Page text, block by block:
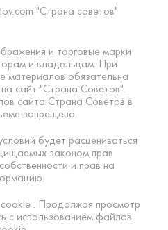
"Страна советов"
и торговые марки
и владельцам. При
материалов обязательна
сайт "Страна Советов".
сайта Страна Советов в
запрещено.
будет расцениваться
законом прав
и прав на
. Продолжая просмотр
с использованием файлов